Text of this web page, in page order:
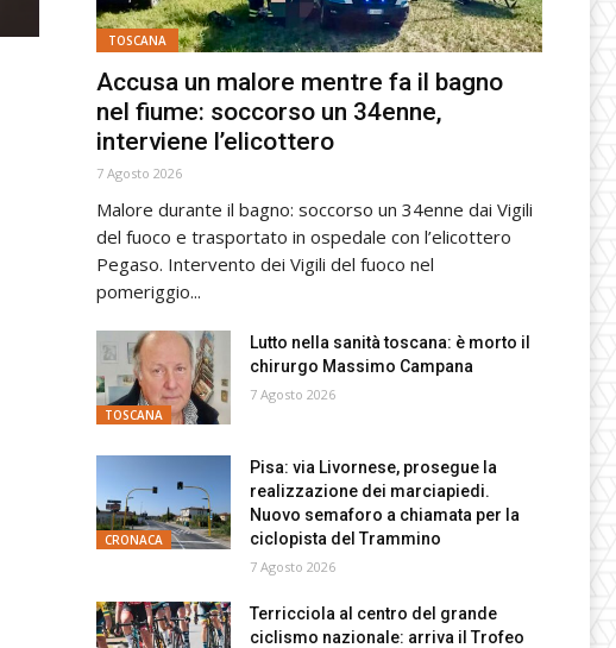
TOSCANA
Accusa un malore mentre fa il bagno
nel fiume: soccorso un 34enne,
interviene l’elicottero
7 Agosto 2026
Malore durante il bagno: soccorso un 34enne dai Vigili
del fuoco e trasportato in ospedale con l’elicottero
Pegaso. Intervento dei Vigili del fuoco nel
pomeriggio...
TOSCANA
Lutto nella sanità toscana: è morto il
chirurgo Massimo Campana
7 Agosto 2026
CRONACA
Pisa: via Livornese, prosegue la
realizzazione dei marciapiedi.
Nuovo semaforo a chiamata per la
ciclopista del Trammino
7 Agosto 2026
Terricciola al centro del grande
ciclismo nazionale: arriva il Trofeo